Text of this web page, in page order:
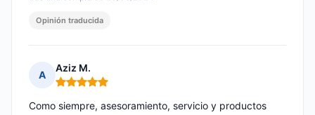
Opinión traducida
A
Aziz M.
Nota: 5 de 5
Como siempre, asesoramiento, servicio y productos